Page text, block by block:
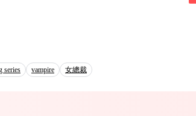
series vampire 女總裁